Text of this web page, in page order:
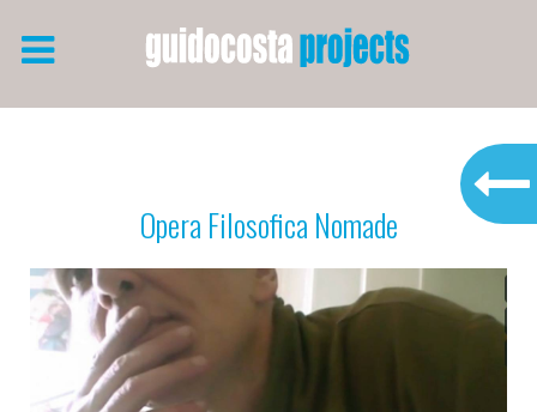
Opera Filosofica Nomade